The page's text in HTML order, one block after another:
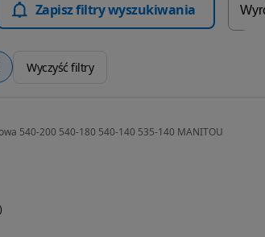
Zapisz filtry wyszukiwania
Wyczyść filtry
540-200 540-180 540-140 535-140 MANITOU